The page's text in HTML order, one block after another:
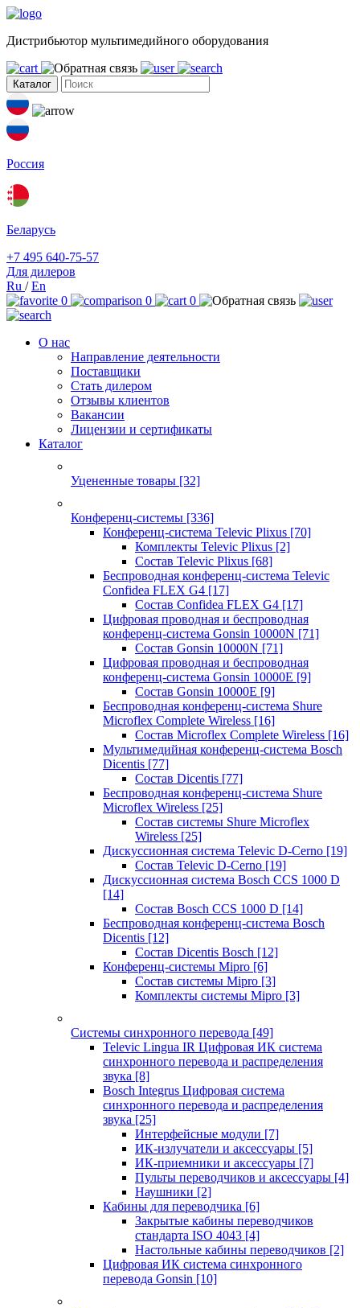
Дистрибьютор мультимедийного оборудования
Каталог
Россия
Беларусь
+7 495 640-75-57
Для дилеров
Ru /En
0
0 0
О нас
Направление деятельности
Поставщики
Стать дилером
Отзывы клиентов
Вакансии
Лицензии и сертификаты
Каталог
Уцененные товары [32]
Конференц-системы [336]
Конференц-система Televic Plixus [70]
Комплекты Televic Plixus [2]
Состав Televic Plixus [68]
Беспроводная конференц-система Televic
Confidea FLEX G4 [17]
Состав Confidea FLEX G4 [17]
Цифровая проводная и беспроводная
конференц-система Gonsin 10000N [71]
Состав Gonsin 10000N [71]
Цифровая проводная и беспроводная
конференц-система Gonsin 10000E [9]
Состав Gonsin 10000E [9]
Беспроводная конференц-система Shure
Microflex Complete Wireless [16]
Состав Microflex Complete Wireless [16]
Мультимедийная конференц-система Bosch
Dicentis [77]
Состав Dicentis [77]
Беспроводная конференц-система Shure
Microflex Wireless [25]
Состав системы Shure Microflex
Wireless [25]
Дискуссионная система Televic D-Cerno [19]
Состав Televic D-Cerno [19]
Дискуссионная система Bosch CCS 1000 D
[14]
Состав Bosch CCS 1000 D [14]
Беспроводная конференц-система Bosch
Dicentis [12]
Состав Dicentis Bosch [12]
Конференц-системы Mipro [6]
Состав системы Mipro [3]
Комплекты системы Mipro [3]
Системы синхронного перевода [49]
Televic Lingua IR Цифровая ИК система
синхронного перевода и распределения
звука [8]
Bosch Integrus Цифровая система
синхронного перевода и распределения
звука [25]
Интерфейсные модули [7]
ИК-излучатели и аксессуары [5]
ИК-приемники и аксессуары [7]
Пульты переводчиков и аксессуары [4]
Наушники [2]
Кабины для переводчика [6]
Закрытые кабины переводчиков
стандарта ISO 4043 [4]
Настольные кабины переводчиков [2]
Цифровая ИК система синхронного
перевода Gonsin [10]